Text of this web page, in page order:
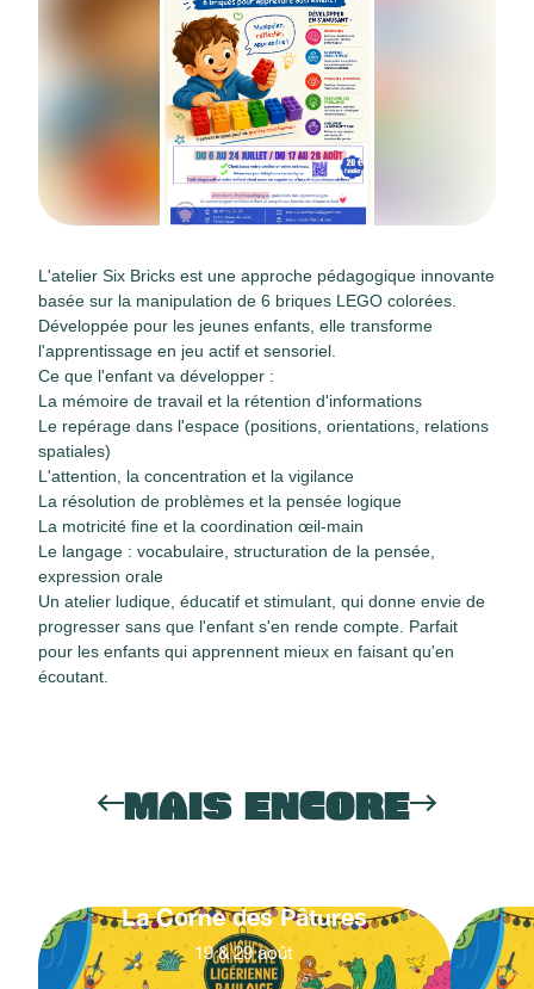
L'atelier Six Bricks est une approche pédagogique innovante
basée sur la manipulation de 6 briques LEGO colorées.
Développée pour les jeunes enfants, elle transforme
l'apprentissage en jeu actif et sensoriel.
Ce que l'enfant va développer :
La mémoire de travail et la rétention d'informations
Le repérage dans l'espace (positions, orientations, relations
spatiales)
L'attention, la concentration et la vigilance
La résolution de problèmes et la pensée logique
La motricité fine et la coordination œil-main
Le langage : vocabulaire, structuration de la pensée,
expression orale
Un atelier ludique, éducatif et stimulant, qui donne envie de
progresser sans que l'enfant s'en rende compte. Parfait
pour les enfants qui apprennent mieux en faisant qu'en
écoutant.
MAIS ENCORE
La Corne des Pâtures
19 & 29 août